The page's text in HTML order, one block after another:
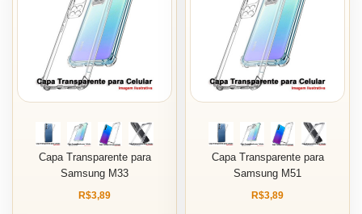
Capa Transparente para
Samsung M33
R$3,89
Capa Transparente para
Samsung M51
R$3,89